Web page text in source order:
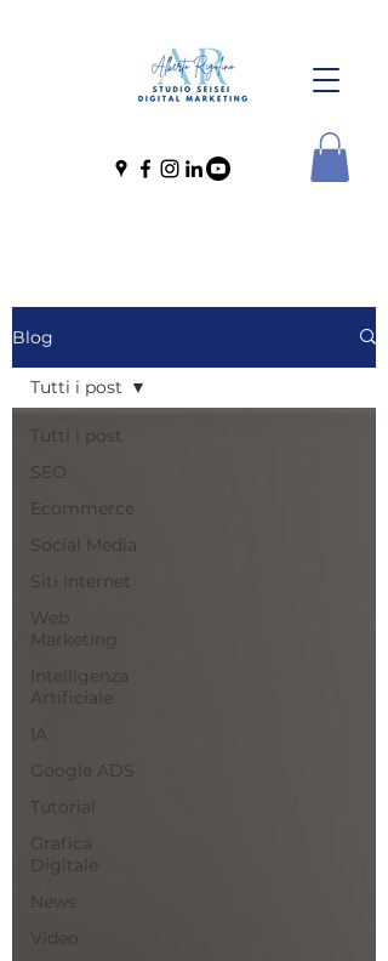
Blog
Tutti i post
SEO
Ecommerce
Social Media
Siti Internet
Web
Marketing
Intelligenza
Artificiale
IA
Google ADS
Tutorial
Grafica
Digitale
News
Video
Tutti i post